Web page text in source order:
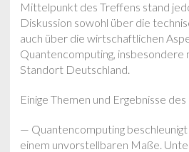
Mittelpunkt des Treffens stand
Diskussion sowohl über die
auch über die wirtschaftlichen
Quantencomputing, insbesondere
Standort Deutschland.
Einige Themen und Ergebnisse
— Quantencomputing beschleunigt
einem unvorstellbaren Maße.